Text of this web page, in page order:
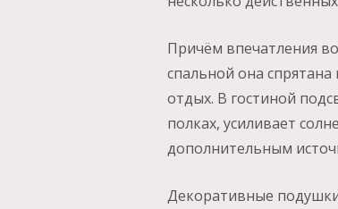
Причём впечатления
спальной она
отдых. В гостиной
полках, усиливает
дополнительным
Декоративные